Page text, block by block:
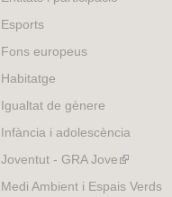
Esports
Fons europeus
Habitatge
Igualtat de gènere
Infància i adolescència
Joventut - GRA Jove(link
is
Medi Ambient i Espais Verds